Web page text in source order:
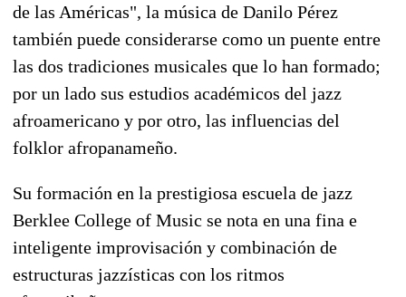
de las Américas", la música de Danilo Pérez
también puede considerarse como un puente entre
las dos tradiciones musicales que lo han formado;
por un lado sus estudios académicos del jazz
afroamericano y por otro, las influencias del
folklor afropanameño.
Su formación en la prestigiosa escuela de jazz
Berklee College of Music se nota en una fina e
inteligente improvisación y combinación de
estructuras jazzísticas con los ritmos